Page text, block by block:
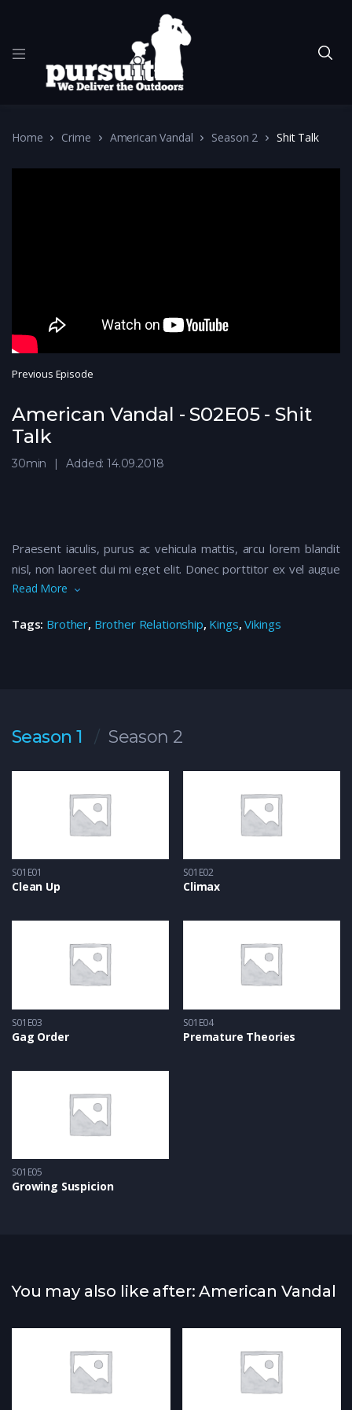
Home Crime American Vandal Season 2 Shit Talk
Previous Episode
American Vandal - S02E05 - Shit
Talk
30min Added: 14.09.2018
Praesent iaculis, purus ac vehicula mattis, arcu lorem blandit
nisl, non laoreet dui mi eget elit. Donec porttitor ex vel augue
maximus luctus. Vivamus finibus nibh eu nunc volutpat suscipit.
euismod felis. Aenean ullamcorper dapibus odio ac tempor.
Aenean ligula tellus, malesuada eu ultrices vel, vulputate sit
Read More
Tags: Brother, Brother Relationship, Kings,Vikings
Season 1 Season 2
S01E01
Clean Up
S01E02
Climax
S01E03
Gag Order
S01E04
Premature Theories
S01E05
Growing Suspicion
You may also like after: American Vandal